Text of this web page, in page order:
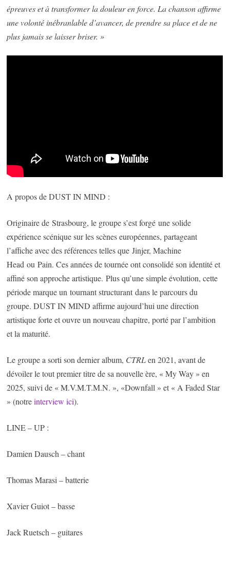
épreuves et à transformer la douleur en force. La chanson affirme
une volonté inébranlable d’avancer, de prendre sa place et de ne
plus jamais se laisser briser. »
A propos de DUST IN MIND :
Originaire de Strasbourg, le groupe s’est forgé une solide
expérience scénique sur les scènes européennes, partageant
l’affiche avec des références telles que Jinjer, Machine
Head ou Pain. Ces années de tournée ont consolidé son identité et
affiné son approche artistique. Plus qu’une simple évolution, cette
période marque un tournant structurant dans le parcours du
groupe. DUST IN MIND affirme aujourd’hui une direction
artistique forte et ouvre un nouveau chapitre, porté par l’ambition
et la maturité.
Le groupe a sorti son dernier album, CTRLen 2021, avant de
dévoiler le tout premier titre de sa nouvelle ère, « My Way » en
2025, suivi de « M.V.M.T.M.N. », «Downfall » et « A Faded Star
» (notreinterview ici).
LINE – UP :
Damien Dausch – chant
Thomas Marasi – batterie
Xavier Guiot – basse
Jack Ruetsch – guitares